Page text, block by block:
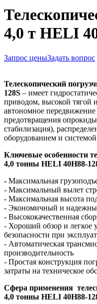
4,0 т HELI
Запрос ценыЗадать вопрос
Телескопический
128S – имеет
приводом, высокой тягой
автономное
предотвращения
стабилизация),
оборудованием и
Ключевые особенности т
4,0 тонны HELI 40H88-
- Максимальная
- Максимальный вылет
- Максимальная высота
- Экономичный и
- Высококачественная
- Хороший обзор и легкое
безопасности при
- Автоматическая
производительность
- Простая конструкция
затраты на техническое
Сфера применения т
4,0 тонны HELI 40H88-